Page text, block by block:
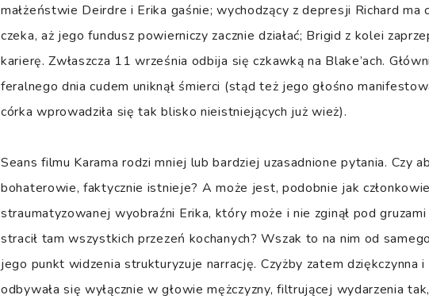
małżeństwie Deirdre i Erika gaśnie; wychodzący z depresji Richard
czeka, aż jego fundusz powierniczy zacznie działać; Brigid z kolei
karierę. Zwłaszcza 11 września odbija się czkawką na Blake’ach.
feralnego dnia cudem uniknął śmierci (stąd też jego głośno
córka wprowadziła się tak blisko nieistniejących już wież).
Seans filmu Karama rodzi mniej lub bardziej uzasadnione pytania. Czy
bohaterowie, faktycznie istnieje? A może jest, podobnie jak
straumatyzowanej wyobraźni Erika, który może i nie zginął pod
stracił tam wszystkich przezeń kochanych? Wszak to na nim od
jego punkt widzenia strukturyzuje narrację. Czyżby zatem dziękczynna i
odbywała się wyłącznie w głowie mężczyzny, filtrującej wydarzenia